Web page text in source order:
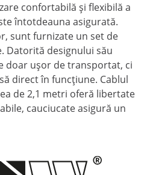
confortabilă și flexibilă a
întotdeauna asigurată.
sunt furnizate un set de
Datorită designului său
doar ușor de transportat, ci
direct în funcțiune. Cablul
de 2,1 metri oferă libertate
cauciucate asigură un